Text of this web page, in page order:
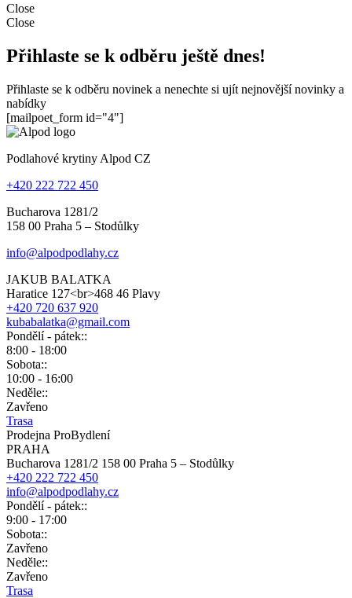
Close
Close
Přihlaste se k odběru ještě dnes!
Přihlaste se k odběru novinek a nenechte si ujít nejnovější novinky a
nabídky
[mailpoet_form id="4"]
Podlahové krytiny Alpod CZ
+420 222 722 450
Bucharova 1281/2
158 00 Praha 5 – Stodůlky
info@alpodpodlahy.cz
JAKUB BALATKA
Haratice 127<br>468 46 Plavy
+420 720 637 920
kubabalatka@gmail.com
Pondělí - pátek::
8:00 - 18:00
Sobota::
10:00 - 16:00
Neděle::
Zavřeno
Trasa
Prodejna ProBydlení
PRAHA
Bucharova 1281/2 158 00 Praha 5 – Stodůlky
+420 222 722 450
info@alpodpodlahy.cz
Pondělí - pátek::
9:00 - 17:00
Sobota::
Zavřeno
Neděle::
Zavřeno
Trasa